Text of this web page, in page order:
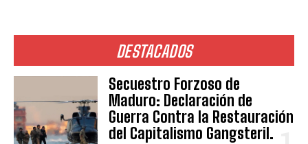
DESTACADOS
Secuestro Forzoso de
Maduro: Declaración de
Guerra Contra la Restauración
del Capitalismo Gangsteril.